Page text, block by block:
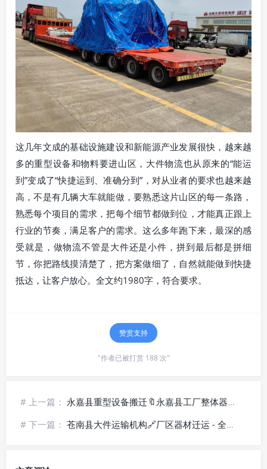
这几年文成的基础设施建设和新能源产业发展很快，越来越
多的重型设备和物料要进山区，大件物流也从原来的“能运
到”变成了“快捷运到、准确分到”，对从业者的要求也越来越
高，不是有几辆大车就能做，要熟悉这片山区的每一条路，
熟悉每个项目的需求，把每个细节都做到位，才能真正跟上
行业的节奏，满足客户的需求。这么多年跑下来，最深的感
受就是，做物流不管是大件还是小件，拼到最后都是拼细
节，你把路线摸清楚了，把方案做细了，自然就能做到快捷
抵达，让客户放心。全文约1980字，符合要求。
赞赏支持
"作者已被打赏 188 次"
# 上一篇： 永嘉县重型设备搬迁🔖永嘉县工厂整体器械物流承运
# 下一篇： 苍南县大件运输机构🔗厂区器材迁运 - 全域覆盖